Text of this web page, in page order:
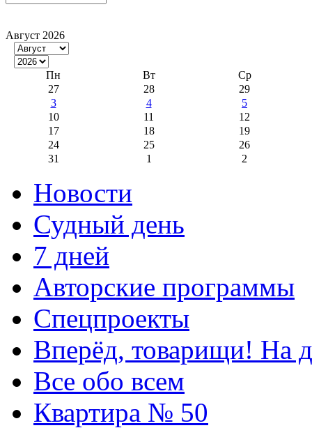
Август 2026
Пн Вт
Ср
27
28
29
3
4
5
10
11
12
17
18
19
24
25
26
31
1 2
Новости
Судный день
7 дней
Авторские программы
Спецпроекты
Вперёд, товарищи! На
Все обо всем
Квартира № 50